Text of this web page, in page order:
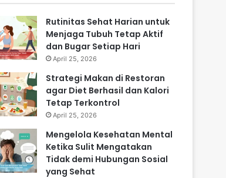
Rutinitas Sehat Harian untuk
Menjaga Tubuh Tetap Aktif
dan Bugar Setiap Hari
April 25, 2026
Strategi Makan di Restoran
agar Diet Berhasil dan Kalori
Tetap Terkontrol
April 25, 2026
Mengelola Kesehatan Mental
Ketika Sulit Mengatakan
Tidak demi Hubungan Sosial
yang Sehat